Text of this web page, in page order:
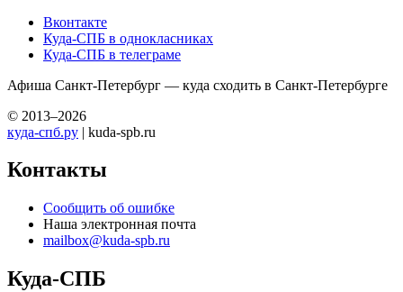
Вконтакте
Куда-СПБ в однокласниках
Куда-СПБ в телеграме
Афиша Санкт-Петербург — куда сходить в Санкт-Петербурге
© 2013–2026
куда-спб.ру | kuda-spb.ru
Контакты
Сообщить об ошибке
Наша электронная почта
mailbox@kuda-spb.ru
Куда-СПБ